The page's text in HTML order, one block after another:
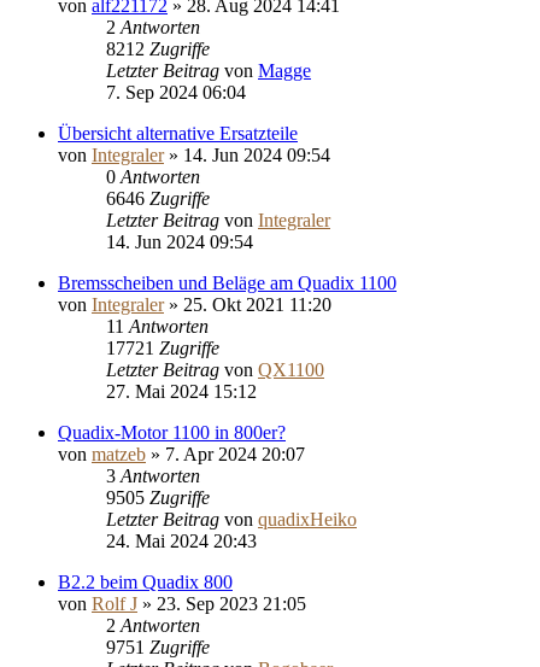
von alf221172 » 28. Aug 2024 14:41
2 Antworten
8212 Zugriffe
Letzter Beitrag von Magge
7. Sep 2024 06:04
Übersicht alternative Ersatzteile
von Integraler» 14. Jun 2024 09:54
0 Antworten
6646 Zugriffe
Letzter Beitrag von Integraler
14. Jun 2024 09:54
Bremsscheiben und Beläge am Quadix 1100
von Integraler» 25. Okt 2021 11:20
11 Antworten
17721 Zugriffe
Letzter Beitrag von QX1100
27. Mai 2024 15:12
Quadix-Motor 1100 in 800er?
von matzeb » 7. Apr 2024 20:07
3 Antworten
9505 Zugriffe
Letzter Beitrag von quadixHeiko
24. Mai 2024 20:43
B2.2 beim Quadix 800
von Rolf J » 23. Sep 2023 21:05
2 Antworten
9751 Zugriffe